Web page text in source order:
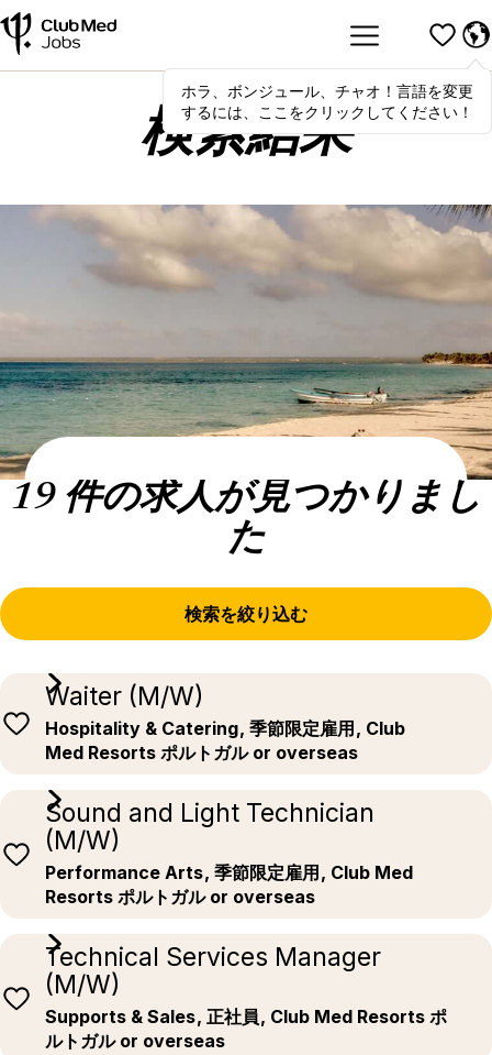
Hola,bonjour, ciao! To switch
languages, click here!
ホラ、ボンジュール、チャオ！言語を変更
するには、ここをクリックしてください！
検索結果
19 件の求人が見つかりまし
た
検索を絞り込む
Waiter (M/W)
Hospitality & Catering, 季節限定雇用, Club
Med Resorts ポルトガル or overseas
Sound and Light Technician
(M/W)
Performance Arts, 季節限定雇用, Club Med
Resorts ポルトガル or overseas
Technical Services Manager
(M/W)
Supports & Sales, 正社員, Club Med Resorts ポ
ルトガル or overseas